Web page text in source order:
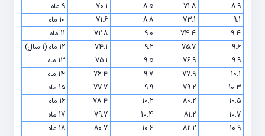
8.9
71.8
8.5
70.1
9 ماه
9.1
73.1
8.8
71.6
10 ماه
9.4
74.4
9.0
72.8
11 ماه
9.6
75.7
9.2
74.1
12 ماه (1 سال)
9.9
76.9
9.5
75.1
13 ماه
10.1
77.9
9.7
76.4
14 ماه
10.3
79.2
9.9
77.7
15 ماه
10.5
80.2
10.2
78.4
16 ماه
10.7
81.2
10.4
79.7
17 ماه
10.9
82.2
10.6
80.7
18 ماه